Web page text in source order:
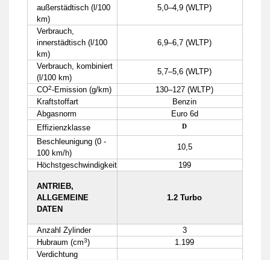
außerstädtisch (l/100
km)
5,0–4,9 (WLTP)
Verbrauch,
innerstädtisch (l/100
km)
6,9–6,7 (WLTP)
Verbrauch, kombiniert
(l/100 km)
5,7–5,6 (WLTP)
CO2-Emission (g/km)
130–127 (WLTP)
Kraftstoffart
Benzin
Abgasnorm
Euro 6d
Effizienzklasse
D
Beschleunigung (0 -
100 km/h)
10,5
Höchstgeschwindigkeit
199
ANTRIEB,
ALLGEMEINE
DATEN
1.2 Turbo
Anzahl Zylinder
3
Hubraum (cm3)
1.199
Verdichtung